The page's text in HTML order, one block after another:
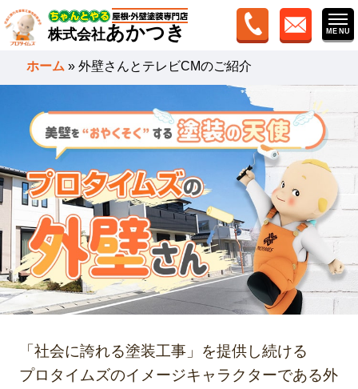
株式会社あかつき
ホーム »外壁さんとテレビCMのご紹介
「社会に誇れる塗装工事」を提供し続ける
プロタイムズのイメージキャラクターである外